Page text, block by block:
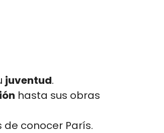
juventud.
hasta sus obras
conocer París.